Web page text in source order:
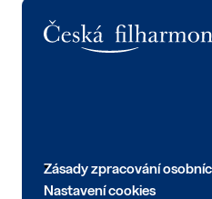
Zásady zpracování
Nastavení cookies